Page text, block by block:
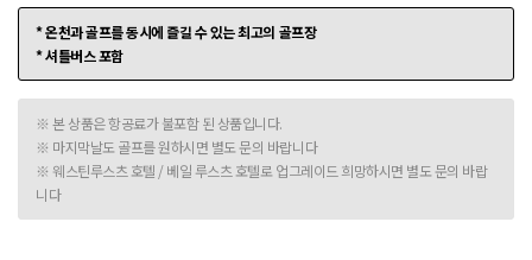
* 온천과 골프를 동시에 즐길 수 있는 최고의 골프장
* 셔틀버스 포함
※ 본 상품은 항공료가 불포함 된 상품입니다.
※ 마지막날도 골프를 원하시면 별도 문의 바랍니다
※ 웨스틴루스츠 호텔 / 베일 루스츠 호텔로 업그레이드 희망하시면 별도 문의 바랍
니다